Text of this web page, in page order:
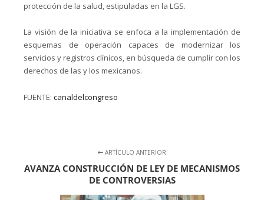
protección de la salud, estipuladas en la LGS.
La visión de la iniciativa se enfoca a la implementación de
esquemas de operación capaces de modernizar los
servicios y registros clínicos, en búsqueda de cumplir con los
derechos de las y los mexicanos.
FUENTE: canaldelcongreso
ARTÍCULO ANTERIOR
AVANZA CONSTRUCCIÓN DE LEY DE MECANISMOS
DE CONTROVERSIAS